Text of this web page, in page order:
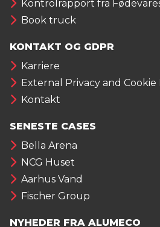
Kontrolrapport fra
Book truck
KONTAKT OG GDPR
Karriere
External Privacy and Cookie
Kontakt
SENESTE CASES
Bella Arena
NCG Huset
Aarhus Vand
Fischer Group
NYHEDER FRA ALUMECO